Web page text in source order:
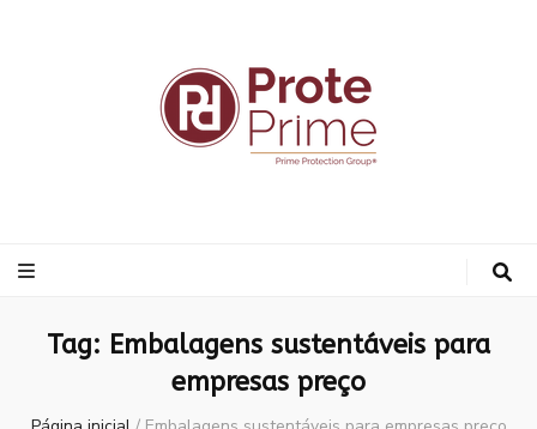
Tag: Embalagens sustentáveis para
empresas preço